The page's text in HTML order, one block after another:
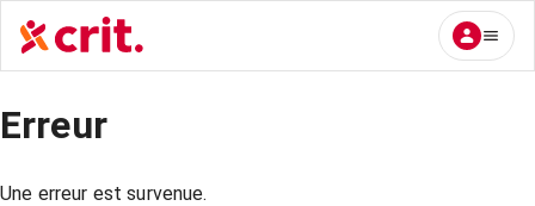
Erreur
Une erreur est survenue.